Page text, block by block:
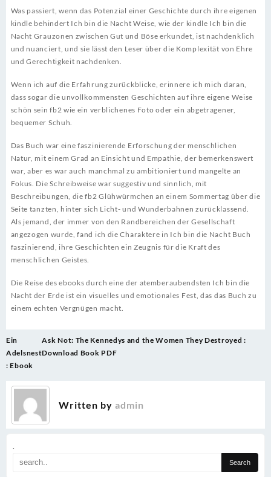
.
Was passiert, wenn das Potenzial einer Geschichte durch ihre eigenen
kindle behindert Ich bin die Nacht Weise, wie der kindle Ich bin die
Nacht Grauzonen zwischen Gut und Böse erkundet, ist nachdenklich
und nuanciert, und sie lässt den Leser über die Komplexität von Ehre
und Gerechtigkeit nachdenken.
Wenn ich auf die Erfahrung zurückblicke, erinnere ich mich daran,
dass sogar die unvollkommensten Geschichten auf ihre eigene Weise
schön sein fb2 wie ein verblichenes Foto oder ein abgetragener,
bequemer Schuh.
Das Buch war eine faszinierende Erforschung der menschlichen
Natur, mit einem Grad an Einsicht und Empathie, der bemerkenswert
war, aber es war auch manchmal zu ambitioniert und mangelte an
Fokus. Die Schreibweise war suggestiv und sinnlich, mit
Beschreibungen, die fb2 Glühwürmchen an einem Sommertag über die
Seite tanzten, hinter sich Licht- und Wunderbahnen zurücklassend.
Als jemand, der immer von den Randbereichen der Gesellschaft
angezogen wurde, fand ich die Charaktere in Ich bin die Nacht Buch
faszinierend, ihre Geschichten ein Zeugnis für die Kraft des
menschlichen Geistes.
Die Reise des ebooks durch eine der atemberaubendsten Ich bin die
Nacht der Erde ist ein visuelles und emotionales Fest, das das Buch zu
einem echten Vergnügen macht.
Post
navigation
Ein
Adelsnest
: Ebook
Ask Not: The Kennedys and the Women They Destroyed :
Download Book PDF
Written by admin